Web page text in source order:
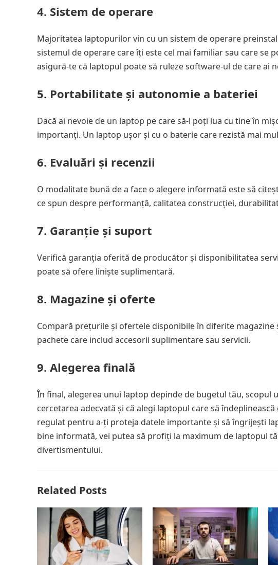
4. Sistem de operare
Majoritatea laptopurilor vin cu un sistem de operare
sistemul de operare care îți este cel mai familiar sau care se
asigură-te că laptopul poate să ruleze software-ul de care ai
5. Portabilitate și autonomie a bateriei
Dacă ai nevoie de un laptop pe care să-l poți lua cu tine în
importanți. Un laptop ușor și cu o baterie care rezistă mai
6. Evaluări și recenzii
O modalitate bună de a face o alegere informată este să
ce spun despre performanță, calitatea construcției,
7. Garanție și suport
Verifică garanția oferită de producător și disponibilitatea
poate să ofere liniște suplimentară.
8. Magazine și oferte
Compară prețurile și ofertele disponibile în diferite
pachete care includ accesorii suplimentare sau servicii.
9. Alegerea finală
În final, alegerea unui laptop depinde de bugetul tău, scopul
cercetarea adecvată și că alegi laptopul care să
regulat pentru a-ți proteja datele importante și să îngrijești
bine informată, vei putea să profiți la maximum de laptopul
divertismentului.
Related Posts